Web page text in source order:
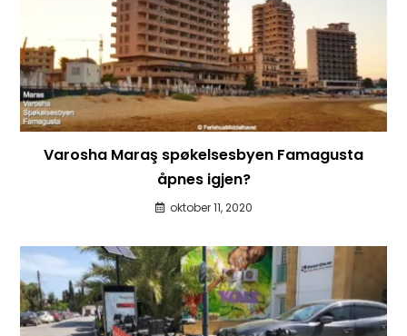
Varosha Maraş spøkelsesbyen Famagusta
åpnes igjen?
oktober 11, 2020